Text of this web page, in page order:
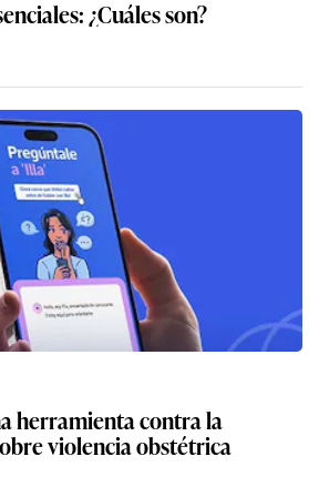
¿Cuáles son?
herramienta contra la
violencia obstétrica